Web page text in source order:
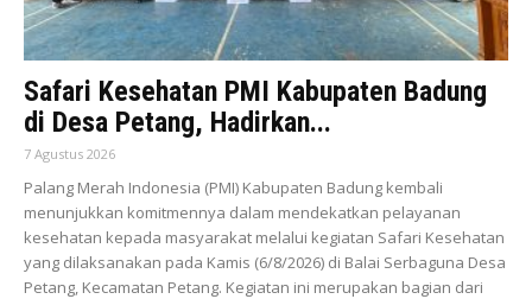
Safari Kesehatan PMI Kabupaten Badung
di Desa Petang, Hadirkan...
7 Agustus 2026
Palang Merah Indonesia (PMI) Kabupaten Badung kembali
menunjukkan komitmennya dalam mendekatkan pelayanan
kesehatan kepada masyarakat melalui kegiatan Safari Kesehatan
yang dilaksanakan pada Kamis (6/8/2026) di Balai Serbaguna Desa
Petang, Kecamatan Petang. Kegiatan ini merupakan bagian dari